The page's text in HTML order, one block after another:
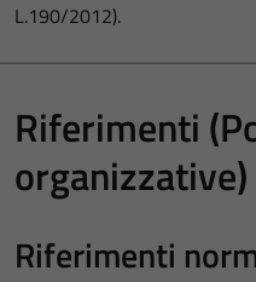
L.190/2012).
Riferimenti
organizzative)
Riferimenti